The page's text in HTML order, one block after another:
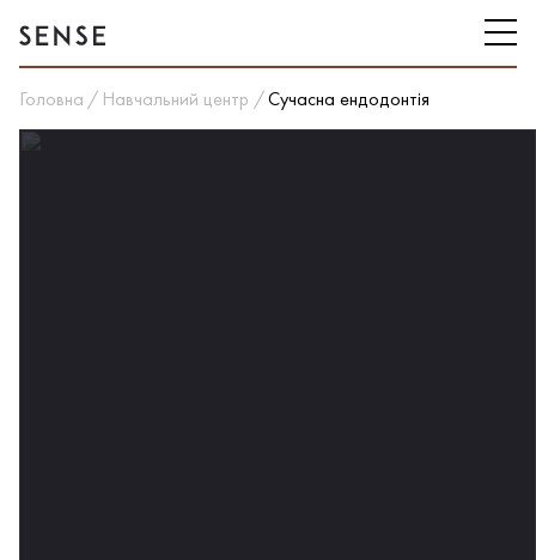
Головна Навчальний центр Сучасна ендодонтія